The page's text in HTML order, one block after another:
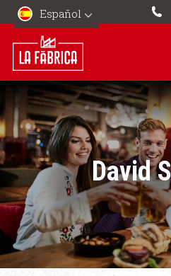
Español
David